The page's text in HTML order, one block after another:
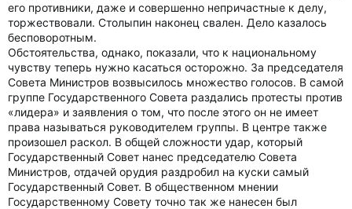
его противники, даже и совершенно непричастные к делу,
торжествовали. Столыпин наконец свален. Дело казалось
бесповоротным.
Обстоятельства, однако, показали, что к национальному
чувству теперь нужно касаться осторожно. За председателя
Совета Министров возвысилось множество голосов. В самой
группе Государственного Совета раздались протесты против
«лидера» и заявления о том, что после этого он не имеет
права называться руководителем группы. В центре также
произошел раскол. В общей сложности удар, который
Государственный Совет нанес председателю Совета
Министров, отдачей орудия раздробил на куски самый
Государственный Совет. В общественном мнении
Государственному Совету точно так же нанесен был